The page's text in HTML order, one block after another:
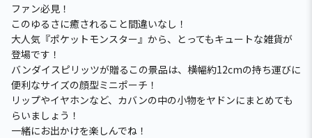
ファン必見！
このゆるさに癒されること間違いなし！
大人気『ポケットモンスター』から、とってもキュートな雑貨が
登場です！
バンダイスピリッツが贈るこの景品は、横幅約12cmの持ち運びに
便利なサイズの顔型ミニポーチ！
リップやイヤホンなど、カバンの中の小物をヤドンにまとめても
らいましょう！
一緒にお出かけを楽しんでね！